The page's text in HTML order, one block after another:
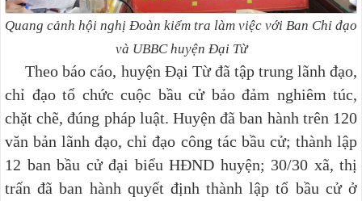
Quang cảnh hội nghị Đoàn kiểm tra làm việc với Ban Chỉ đạo
và UBBC huyện Đại Từ
Theo báo cáo, huyện Đại Từ đã tập trung lãnh đạo,
chỉ đạo tổ chức cuộc bầu cử bảo đảm nghiêm túc,
chặt chẽ, đúng pháp luật. Huyện đã ban hành trên 120
văn bản lãnh đạo, chỉ đạo công tác bầu cử; thành lập
12 ban bầu cử đại biểu HĐND huyện; 30/30 xã, thị
trấn đã ban hành quyết định thành lập tổ bầu cử ở